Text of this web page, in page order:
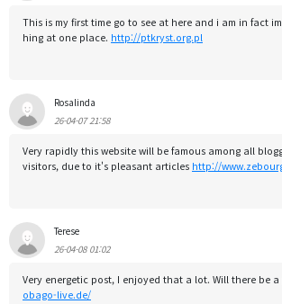
This is my first time go to see at here and i am in fact
hing at one place. http://ptkryst.org.pl
Rosalinda
26-04-07 21:58
Very rapidly this website will be famous among all
visitors, due to it's pleasant articles http://
Terese
26-04-08 01:02
Very energetic post, I enjoyed that a lot. Will there be a
obago-live.de/